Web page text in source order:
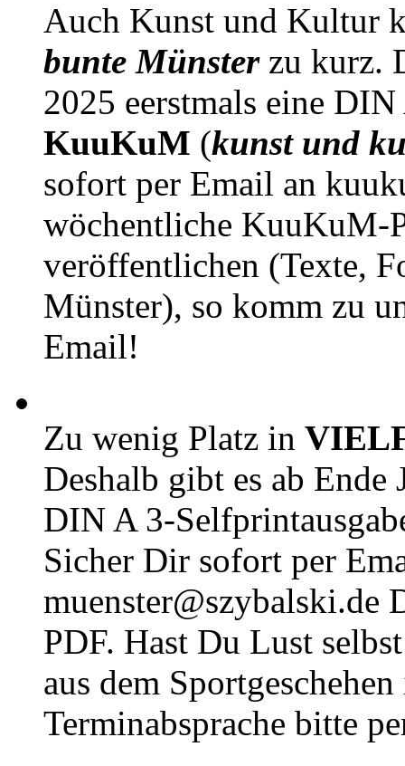
Auch Kunst und Kultur
bunte Münsterzu kurz.
2025 eerstmals eine
KuuKuM (kunst und
sofort per Email an
wöchentliche KuuKuM-
veröffentlichen (Texte,
Münster), so komm zu
Email!
Zu wenig Platz in
Deshalb gibt es ab Ende
DIN A 3-
Sicher Dir sofort per
muenster@szybalski.de
PDF. Hast Du Lust
aus dem
Terminabsprache bitte